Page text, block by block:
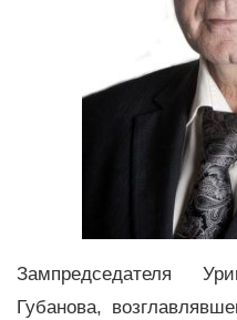
Зампредседателя
Губанова,